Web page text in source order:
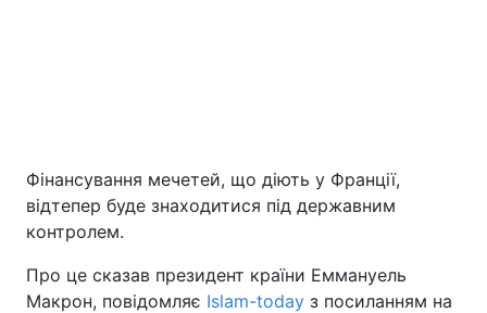
Київ Львів
Дніпро
Одеса
Фінансування мечетей, що діють у Франції,
відтепер буде знаходитися під державним
контролем.
Про це сказав президент країни Еммануель
Макрон, повідомляє Islam-today з посиланням на